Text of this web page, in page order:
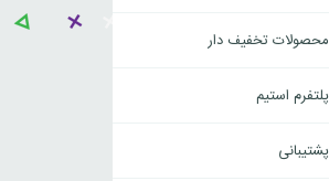
محصولات تخفیف دار
پلتفرم استیم
پشتیبانی